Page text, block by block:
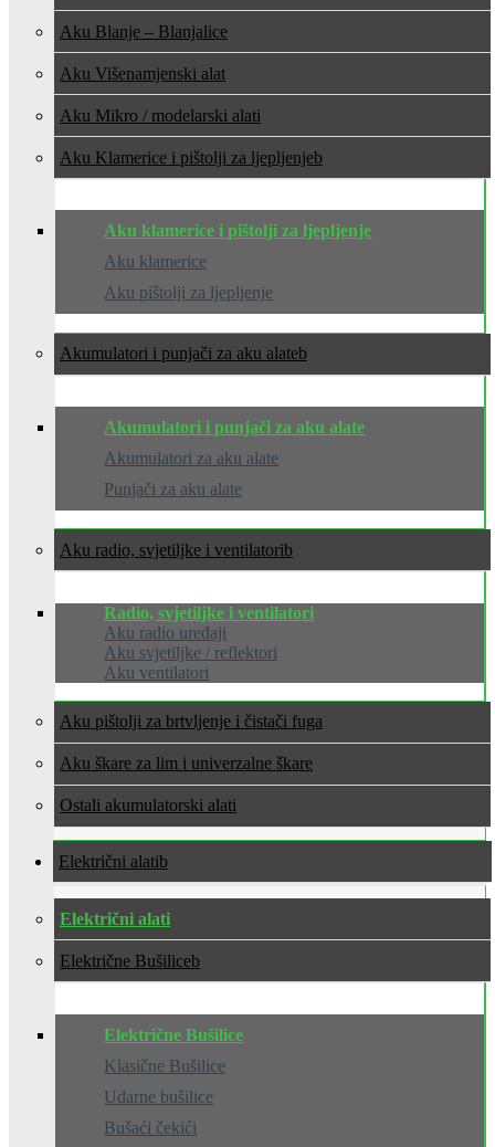
Aku Blanje – Blanjalice
Aku Višenamjenski alat
Aku Mikro / modelarski alati
Aku Klamerice i pištolji za ljepljenje
Aku klamerice i pištolji za ljepljenje
Aku klamerice
Aku pištolji za ljepljenje
Akumulatori i punjači za aku alate
Akumulatori i punjači za aku alate
Akumulatori za aku alate
Punjači za aku alate
Aku radio, svjetiljke i ventilatori
Radio, svjetiljke i ventilatori
Aku radio uređaji
Aku svjetiljke / reflektori
Aku ventilatori
Aku pištolji za brtvljenje i čistači fuga
Aku škare za lim i univerzalne škare
Ostali akumulatorski alati
Električni alati
Električni alati
Električne Bušilice
Električne Bušilice
Klasične Bušilice
Udarne bušilice
Bušaći čekići